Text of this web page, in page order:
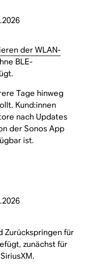
der WLAN-
BLE-
Tage hinweg
Kund:innen
nach Updates
der Sonos App
ist.
Zurückspringen für
zunächst für